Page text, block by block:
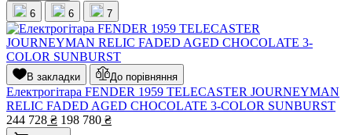
6
6 7
В закладки До порівняння
Електрогітара FENDER 1959 TELECASTER JOURNEYMAN
RELIC FADED AGED CHOCOLATE 3-COLOR SUNBURST
244 728 ₴ 198 780 ₴